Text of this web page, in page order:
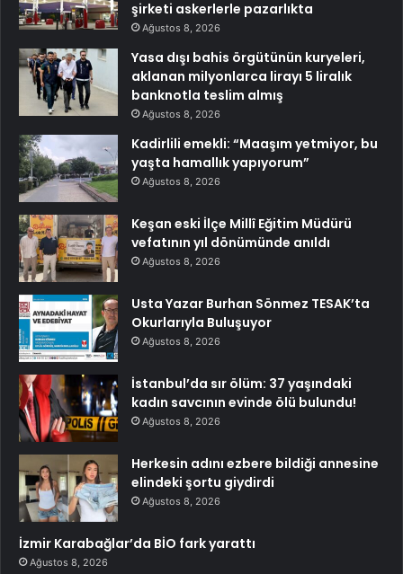
şirketi askerlerle pazarlıkta
Ağustos 8, 2026
Yasa dışı bahis örgütünün kuryeleri,
aklanan milyonlarca lirayı 5 liralık
banknotla teslim almış
Ağustos 8, 2026
Kadirlili emekli: “Maaşım yetmiyor, bu
yaşta hamallık yapıyorum”
Ağustos 8, 2026
Keşan eski İlçe Millî Eğitim Müdürü
vefatının yıl dönümünde anıldı
Ağustos 8, 2026
Usta Yazar Burhan Sönmez TESAK’ta
Okurlarıyla Buluşuyor
Ağustos 8, 2026
İstanbul’da sır ölüm: 37 yaşındaki
kadın savcının evinde ölü bulundu!
Ağustos 8, 2026
Herkesin adını ezbere bildiği annesine
elindeki şortu giydirdi
Ağustos 8, 2026
İzmir Karabağlar’da BİO fark yarattı
Ağustos 8, 2026